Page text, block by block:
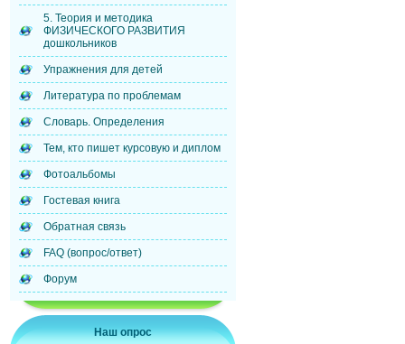
5. Теория и методика
ФИЗИЧЕСКОГО РАЗВИТИЯ
дошкольников
Упражнения для детей
Литература по проблемам
Словарь. Определения
Тем, кто пишет курсовую и диплом
Фотоальбомы
Гостевая книга
Обратная связь
FAQ (вопрос/ответ)
Форум
Наш опрос